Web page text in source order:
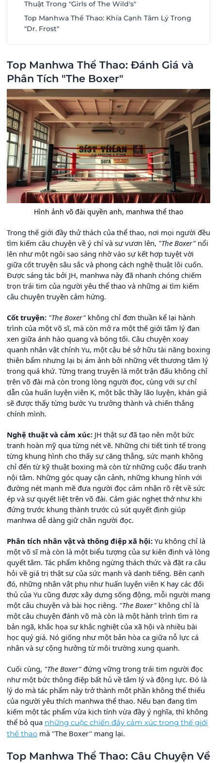
Thuật Trong "Girls of The Wild's"
Top Manhwa Thể Thao: Khía Cạnh Tâm Lý Trong
"Dr. Frost"
Top Manhwa Thể Thao: Đánh Giá và
Phân Tích "The Boxer"
Hình ảnh võ đài quyền anh, manhwa thể thao
Trong thế giới đầy thử thách của thể thao, nơi mọi người đều
tìm kiếm câu chuyện về ý chí và sự vươn lên, "The Boxer" nổi
lên như một ngôi sao sáng nhờ vào sự kết hợp tuyệt vời
giữa cốt truyện sâu sắc và phong cách nghệ thuật lôi cuốn.
Được sáng tác bởi JH, manhwa này đã nhanh chóng chiếm
trọn trái tim của người yêu thể thao và những ai tìm kiếm
câu chuyện truyền cảm hứng.
Cốt truyện: "The Boxer" không chỉ đơn thuần kể lại hành
trình của một võ sĩ, mà còn mở ra một thế giới tâm lý đan
xen giữa ánh hào quang và bóng tối. Câu chuyện xoay
quanh nhân vật chính Yu, một cậu bé sở hữu tài năng boxing
thiên bẩm nhưng lại bị ám ảnh bởi những vết thương tâm lý
trong quá khứ. Từng trang truyện là một trận đấu không chỉ
trên võ đài mà còn trong lòng người đọc, cùng với sự chỉ
dẫn của huấn luyện viên K, một bậc thầy lão luyện, khán giả
sẽ được thấy từng bước Yu trưởng thành và chiến thắng
chính mình.
Nghệ thuật và cảm xúc: JH thật sự đã tạo nên một bức
tranh hoàn mỹ qua từng nét vẽ. Những chi tiết tinh tế trong
từng khung hình cho thấy sự căng thẳng, sức mạnh không
chỉ đến từ kỹ thuật boxing mà còn từ những cuộc đấu tranh
nội tâm. Những góc quay cận cảnh, những khung hình với
đường nét mạnh mẽ đưa người đọc cảm nhận rõ rệt về sức
ép và sự quyết liệt trên võ đài. Cảm giác nghẹt thở như khi
đứng trước khung thành trước cú sút quyết định giúp
manhwa dễ dàng giữ chân người đọc.
Phân tích nhân vật và thông điệp xã hội: Yu không chỉ là
một võ sĩ mà còn là một biểu tượng của sự kiên định và lòng
quyết tâm. Tác phẩm không ngừng thách thức và đặt ra câu
hỏi về giá trị thật sự của sức mạnh và danh tiếng. Bên cạnh
đó, những nhân vật phụ như huấn luyện viên K hay các đối
thủ của Yu cũng được xây dựng sống động, mỗi người mang
một câu chuyện và bài học riêng. "The Boxer" không chỉ là
một câu chuyện đánh võ mà còn là một hành trình tìm ra
bản ngã, khắc họa sự khắc nghiệt của xã hội và nhiều bài
học quý giá. Nó giống như một bản hòa ca giữa nỗ lực cá
nhân và sự cộng hưởng từ môi trường xung quanh.
Cuối cùng, "The Boxer" đứng vững trong trái tim người đọc
như một bức thông điệp bất hủ về tâm lý và động lực. Đó là
lý do mà tác phẩm này trở thành một phần không thể thiếu
của người yêu thích manhwa thể thao. Nếu bạn đang tìm
kiếm một tác phẩm vừa kịch tính vừa đầy ý nghĩa, thì không
thể bỏ qua những cuộc chiến đầy cảm xúc trong thế giới
thể thao mà "The Boxer" mang lại.
Top Manhwa Thể Thao: Câu Chuyện Về